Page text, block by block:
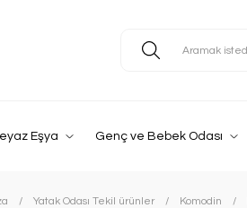
Eşya Genç ve Bebek Odası
Yatak Odası Tekil ürünler Komodin